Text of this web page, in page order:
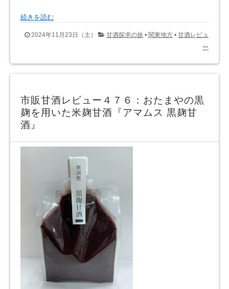
続きを読む
2024年11月23日（土） 甘酒探求の旅 • 関東地方 • 甘酒レビュ
ー
市販甘酒レビュー４７６：おたまやの黒
麹を用いた米麹甘酒『アマムス 黒麹甘
酒』